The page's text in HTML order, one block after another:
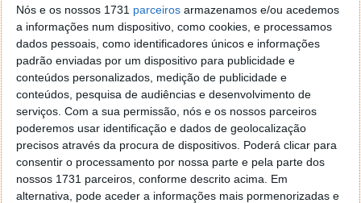
Nós e os nossos 1731 parceiros armazenamos e/ou acedemos
a informações num dispositivo, como cookies, e processamos
dados pessoais, como identificadores únicos e informações
padrão enviadas por um dispositivo para publicidade e
conteúdos personalizados, medição de publicidade e
conteúdos, pesquisa de audiências e desenvolvimento de
serviços. Com a sua permissão, nós e os nossos parceiros
poderemos usar identificação e dados de geolocalização
precisos através da procura de dispositivos. Poderá clicar para
consentir o processamento por nossa parte e pela parte dos
nossos 1731 parceiros, conforme descrito acima. Em
alternativa, pode aceder a informações mais pormenorizadas e
Uma nota importante, aquando da primeira execução
vão ser brindados com uma música de fundo durante
alguns segundos. Podem simplesmente desactivá-la
na primeira entrada do menu de opções. Aí
encontram também um vasto conjunto de outras
definições que podem ser alteradas.
Usem o Do It Again para vos facilitar um pouco a
utilização do PC, evitando que tenham de repetir
vezes sem conta algumas acções.